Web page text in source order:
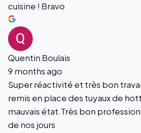
cuisine ! Bravo
Quentin Boulais
9 months ago
Super réactivité et très bon
remis en place des tuyaux de
mauvais état.Très bon
de nos jours